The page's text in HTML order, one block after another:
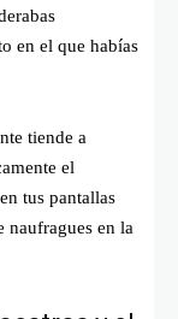
en el que habías
tiende a
el
tus pantallas
naufragues en la